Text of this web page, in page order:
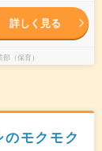
詳しく見る
（保育）
モクモク